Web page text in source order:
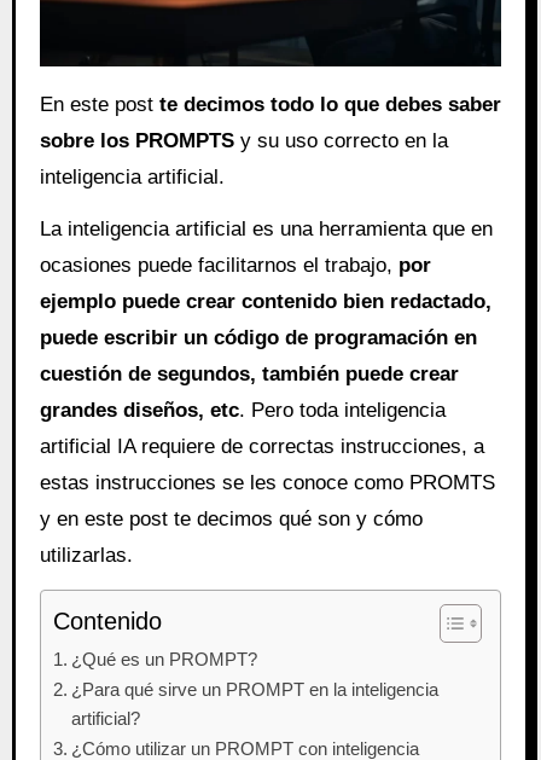
En este post te decimos todo lo que debes saber
sobre los PROMPTSy su uso correcto en la
inteligencia artificial.
La inteligencia artificial es una herramienta que en
ocasiones puede facilitarnos el trabajo, por
ejemplo puede crear contenido bien redactado,
puede escribir un código de programación en
cuestión de segundos, también puede crear
grandes diseños, etc. Pero toda inteligencia
artificial IA requiere de correctas instrucciones, a
estas instrucciones se les conoce como PROMTS
y en este post te decimos qué son y cómo
utilizarlas.
Contenido
¿Qué es un PROMPT?
¿Para qué sirve un PROMPT en la inteligencia
artificial?
¿Cómo utilizar un PROMPT con inteligencia